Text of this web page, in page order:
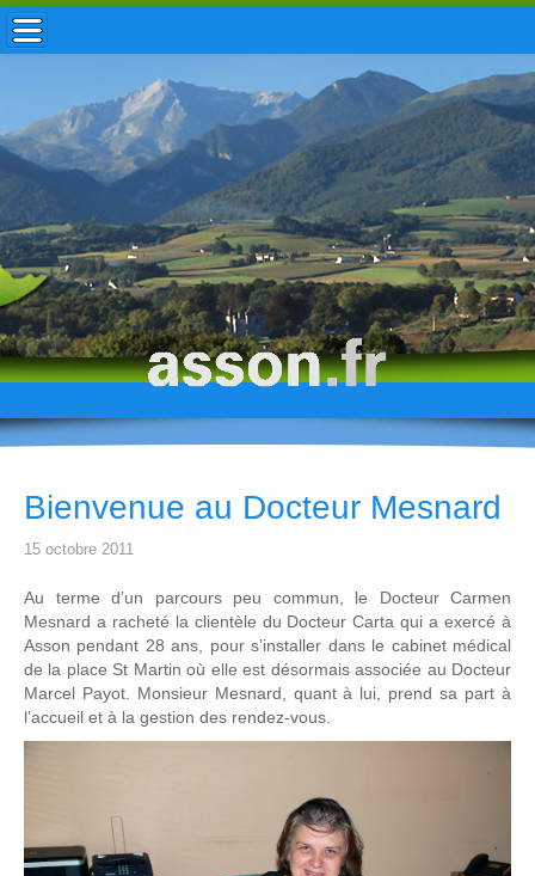
ACCUEIL / INFOS
MUNICIPALITÉ
VIE LOCALE
ENFANCE
TOURISME
HISTOIRE
Bienvenue au Docteur Mesnard
15 octobre 2011
Au terme d’un parcours peu commun, le Docteur Carmen
Mesnard a racheté la clientèle du Docteur Carta qui a exercé à
Asson pendant 28 ans, pour s’installer dans le cabinet médical
de la place St Martin où elle est désormais associée au Docteur
Marcel Payot. Monsieur Mesnard, quant à lui, prend sa part à
l’accueil et à la gestion des rendez-vous.